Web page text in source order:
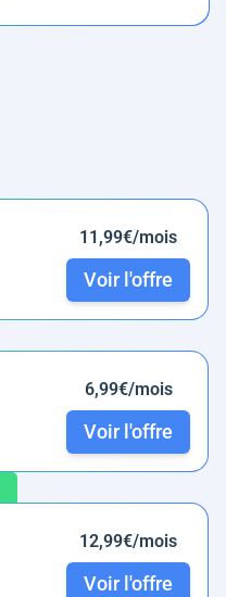
11,99€/mois
Voir l'offre
6,99€/mois
Voir l'offre
12,99€/mois
Voir l'offre